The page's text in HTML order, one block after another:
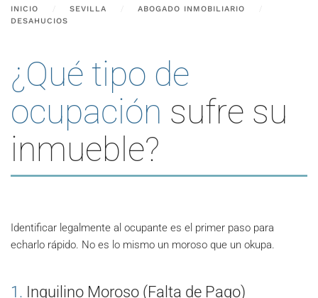
INICIO SEVILLA
ABOGADO INMOBILIARIO
DESAHUCIOS
¿Qué tipo de
ocupación sufre su
inmueble?
Identificar legalmente al ocupante es el primer paso para
echarlo rápido. No es lo mismo un moroso que un okupa.
1. Inquilino Moroso (Falta de Pago)